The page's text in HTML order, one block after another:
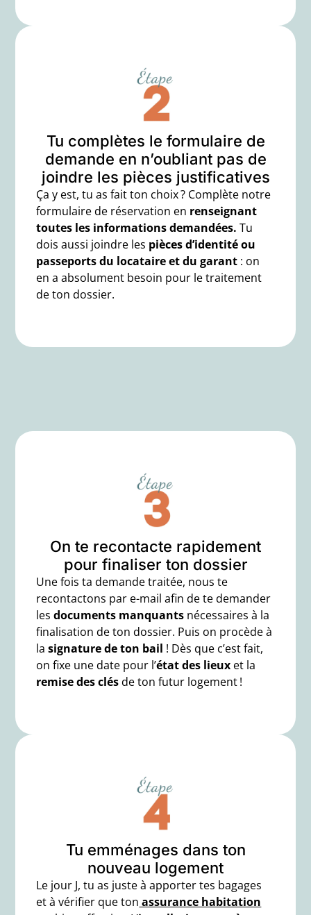
Tu complètes le formulaire de
demande en n’oubliant pas de
joindre les pièces justificatives
Ça y est, tu as fait ton choix ? Complète notre
formulaire de réservation en renseignant
toutes les informations demandées. Tu
dois aussi joindre les pièces d’identité ou
passeports du locataire et du garant : on
en a absolument besoin pour le traitement
de ton dossier.
On te recontacte rapidement
pour finaliser ton dossier
Une fois ta demande traitée, nous te
recontactons par e-mail afin de te demander
lesdocuments manquants nécessaires à la
finalisation de ton dossier. Puis on procède à
lasignature de ton bail ! Dès que c’est fait,
on fixe une date pour l’état des lieux et la
remise des clésde ton futur logement !
Tu emménages dans ton
nouveau logement
Le jour J, tu as juste à apporter tes bagages
et à vérifier que ton assurance habitation